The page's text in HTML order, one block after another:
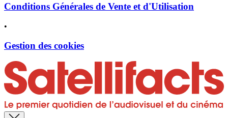
Conditions Générales de Vente et d'Utilisation
•
Gestion des cookies